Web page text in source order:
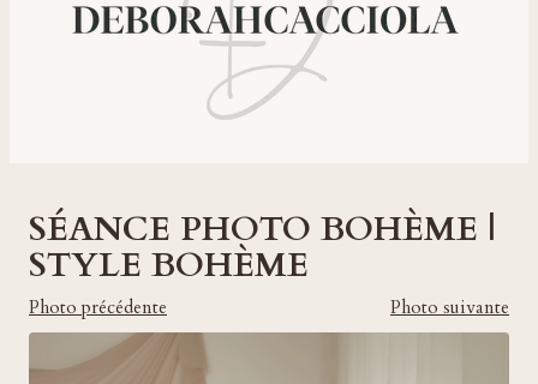
SÉANCE PHOTO BOHÈME |
STYLE BOHÈME
Photo précédente Photo suivante